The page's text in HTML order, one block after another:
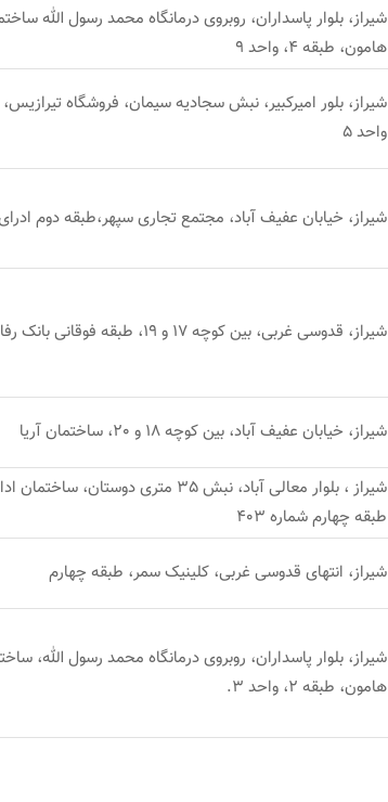
شیراز، بلوار پاسداران، روبروی درمانگاه محمد رسول الله
هامون، طبقه 4، واحد 9
شیراز، بلور امیرکبیر، نبش سجادیه سیمان، فروشگاه
واحد 5
شیراز، خیابان عفیف آباد، مجتمع تجاری سپهر،طبقه دوم
شیراز، قدوسی غربی، بین کوچه 17 و 19، طبقه فوقانی بانک رفاه
شیراز، خیابان عفیف آباد، بین کوچه 18 و 20، ساختمان آریا
شیراز ، بلوار معالی آباد، نبش 35 متری دوستان،
طبقه چهارم شماره 403
شیراز، انتهای قدوسی غربی، کلینیک سمر، طبقه چهارم
شیراز، بلوار پاسداران، روبروی درمانگاه محمد رسول الله،
هامون، طبقه 2، واحد 3.